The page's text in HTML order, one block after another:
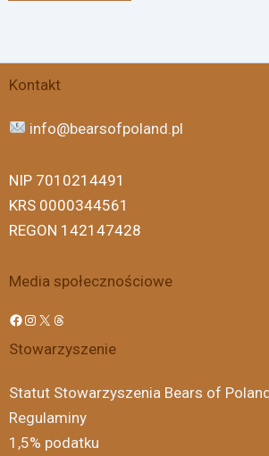
Kontakt
info@bearsofpoland.pl
NIP 7010214491
KRS 0000344561
REGON 142147428
Media społecznościowe
Stowarzyszenie
Statut Stowarzyszenia Bears of
Regulaminy
1,5% podatku